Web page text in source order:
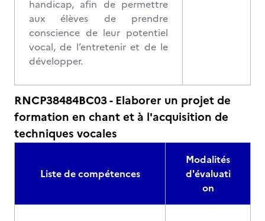
handicap, afin de permettre
aux élèves de prendre
conscience de leur potentiel
vocal, de l’entretenir et de le
développer.
RNCP38484BC03 - Elaborer un projet de
formation en chant et à l'acquisition de
techniques vocales
Liste de compétences
Modalités
d'évaluati
on